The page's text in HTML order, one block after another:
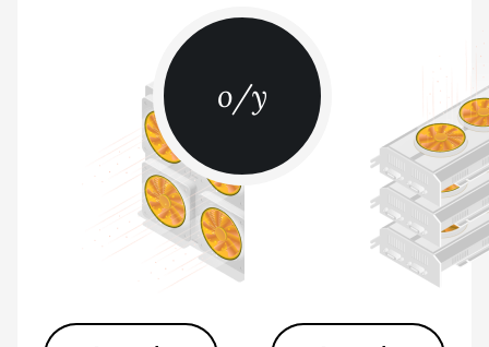
BITMAIN AntMiner
BITMAIN AntMiner
S19 Pro Hyd.
(184Th)
BITMAIN AntMiner
S19 Pro+ Hyd
(198Th)
BITMAIN AntMiner
(191Th)
o/y